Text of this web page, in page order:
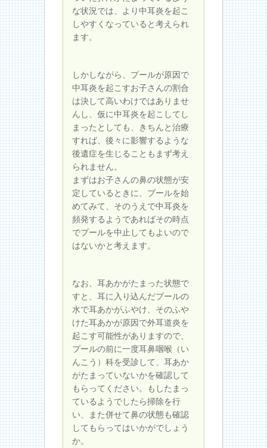
な状況では、より中耳炎を起こ
しやすくなっていると考えられ
ます。
しかしながら、プールが原因で
中耳炎を起こすお子さんの割合
は決して高いわけではありませ
んし、仮に中耳炎を起こしてし
まったとしても、きちんと治療
すれば、後々に影響するような
後遺症を生じることもまず考え
られません。
まずはお子さんの鼻の状態が安
定しているときに、プールを始
めてみて、そのうえで中耳炎を
頻発するようであればその時点
でプールを中止してもよいので
はないかと考えます。
なお、耳あかがたまった状態で
すと、耳に入り込んだプールの
水で耳あかがふやけ、そのふや
けた耳あかが原因で外耳道炎を
起こす可能性がありますので、
プールの前に一度耳鼻咽喉（い
んこう）科を受診して、耳あか
がたまっていないかを確認して
もらってください。もしたまっ
ているようでしたら掃除を行
い、また併せて鼻の状態も確認
してもらってはいかがでしょう
か。